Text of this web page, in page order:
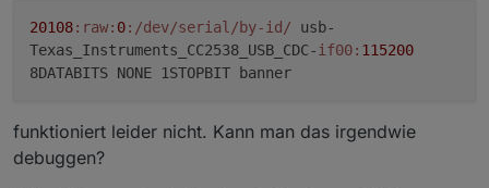
20108:raw: 0:/dev/serial/by-id/ usb-
Texas_Instruments_CC2538_USB_CDC- if00: 115200
8DATABITS NONE 1STOPBIT banner
funktioniert leider nicht. Kann man das irgendwie
debuggen?